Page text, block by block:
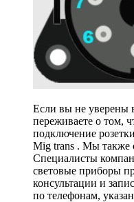
Если вы не уверены
переживаете о том,
подключение
Mig trans . Мы также
Специалисты
световые приборы
консультации и
по телефонам,